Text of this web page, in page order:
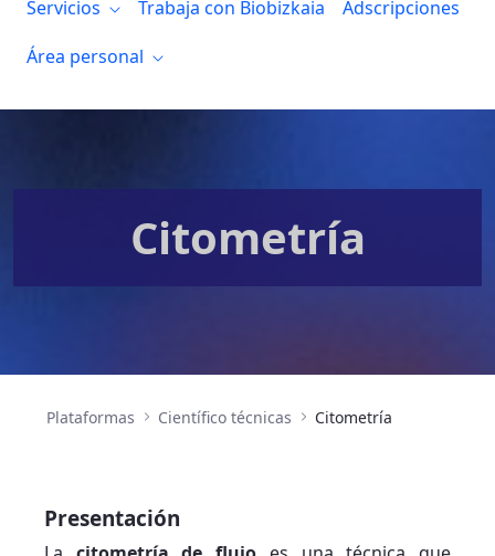
Servicios
Trabaja con Biobizkaia
Adscripciones
Área personal
Citometría
Plataformas Científico técnicas Citometría
Presentación